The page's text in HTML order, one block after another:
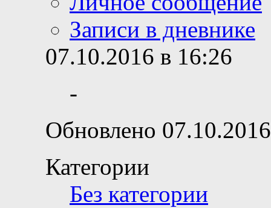
Записи в дневнике
07.10.2016 в 16:26
-
Обновлено
Категории
Без категории